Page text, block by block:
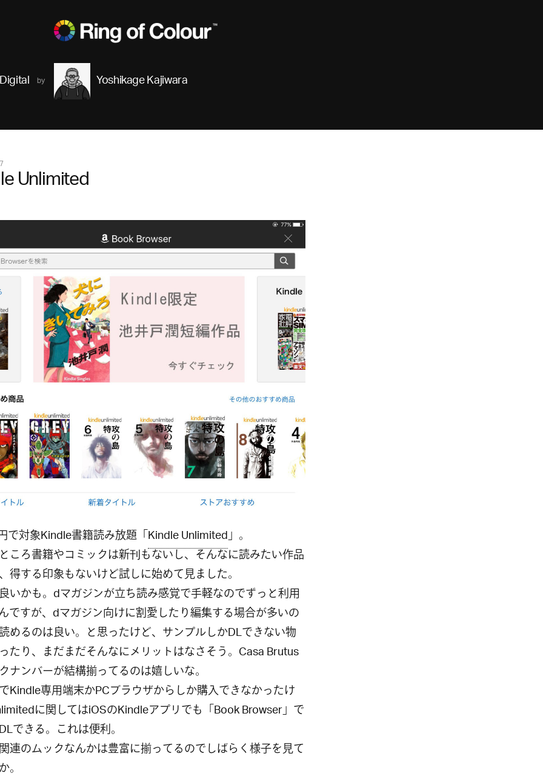
Digital Yoshikage Kajiwara
Unlimited
で対象Kindle書籍読み放題「Kindle Unlimited」。
ころ書籍やコミックは新刊もないし、そんなに読みたい作品
得する印象もないけど試しに始めて見ました。
いかも。dマガジンが立ち読み感覚で手軽なのでずっと利用
ですが、dマガジン向けに割愛したり編集する場合が多いの
めるのは良い。と思ったけど、サンプルしかDLできない物
たり、まだまだそんなにメリットはなさそう。Casa Brutus
ナンバーが結構揃ってるのは嬉しいな。
Kindle専用端末かPCブラウザからしか購入できなかったけ
に関してはiOSのKindleアプリでも「Book Browser」で
できる。これは便利。
連のムックなんかは豊富に揃ってるのでしばらく様子を見て